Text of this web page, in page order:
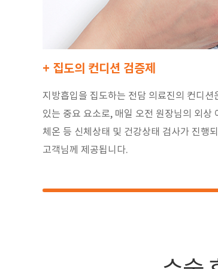
+ 집도의 컨디션 검증제
지방흡입을 집도하는 전담 의료진의 컨디션
있는 중요 요소로, 매일 오전 원장님의 외상
체온 등 신체상태 및 건강상태 검사가 진행
고객님께 제공됩니다.